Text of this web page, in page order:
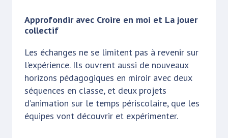
Approfondir avec Croire en moi et La jouer
collectif
Les échanges ne se limitent pas à revenir sur
l’expérience. Ils ouvrent aussi de nouveaux
horizons pédagogiques en miroir avec deux
séquences en classe, et deux projets
d’animation sur le temps périscolaire, que les
équipes vont découvrir et expérimenter.